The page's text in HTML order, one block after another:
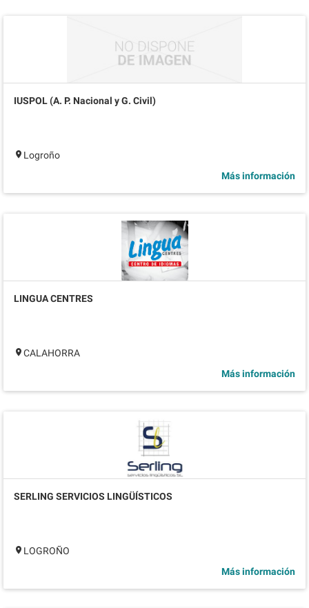
IUSPOL (A. P. Nacional y G. Civil)
Logroño
Más información
LINGUA CENTRES
CALAHORRA
Más información
SERLING SERVICIOS LINGÜÍSTICOS
LOGROÑO
Más información